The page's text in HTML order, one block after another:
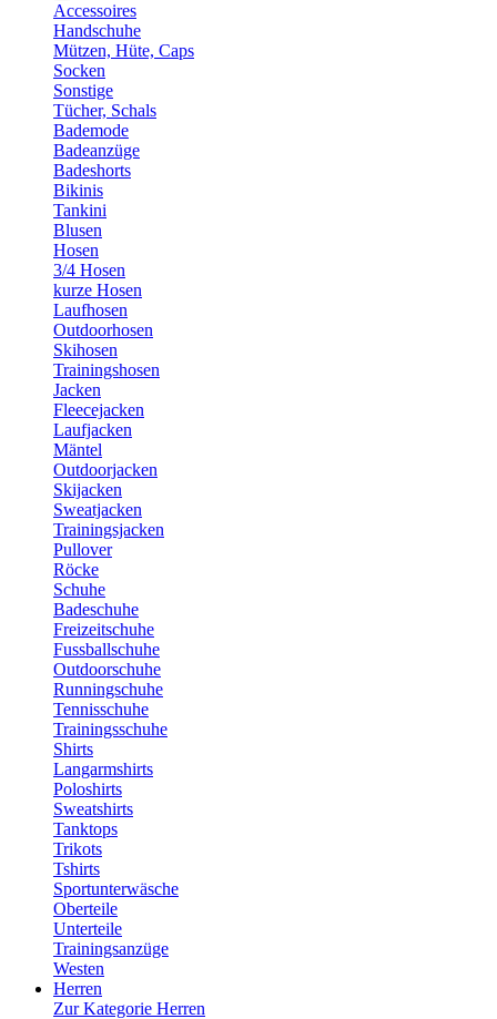
Accessoires
Handschuhe
Mützen, Hüte, Caps
Socken
Sonstige
Tücher, Schals
Bademode
Badeanzüge
Badeshorts
Bikinis
Tankini
Blusen
Hosen
3/4 Hosen
kurze Hosen
Laufhosen
Outdoorhosen
Skihosen
Trainingshosen
Jacken
Fleecejacken
Laufjacken
Mäntel
Outdoorjacken
Skijacken
Sweatjacken
Trainingsjacken
Pullover
Röcke
Schuhe
Badeschuhe
Freizeitschuhe
Fussballschuhe
Outdoorschuhe
Runningschuhe
Tennisschuhe
Trainingsschuhe
Shirts
Langarmshirts
Poloshirts
Sweatshirts
Tanktops
Trikots
Tshirts
Sportunterwäsche
Oberteile
Unterteile
Trainingsanzüge
Westen
Herren
Zur Kategorie Herren